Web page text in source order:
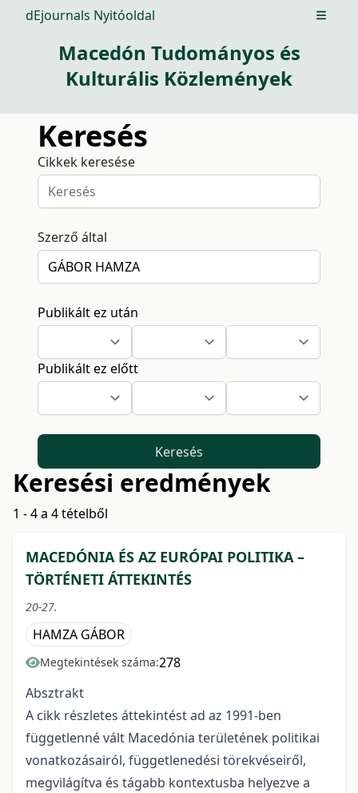
dEjournals Nyitóoldal Open
Macedón Tudományos és
Kulturális Közlemények
Keresés
Cikkek keresése
Szerző által
Publikált ez után
Publikált ez előtt
Keresés
Keresési eredmények
1 - 4 a 4 tételből
MACEDÓNIA ÉS AZ EURÓPAI POLITIKA –
TÖRTÉNETI ÁTTEKINTÉS
20-27.
HAMZA GÁBOR
Megtekintések száma:278
Absztrakt
A cikk részletes áttekintést ad az 1991-ben
függetlenné vált Macedónia területének politikai
vonatkozásairól, függetlenedési törekvéseiről,
megvilágítva és tágabb kontextusba helyezve a